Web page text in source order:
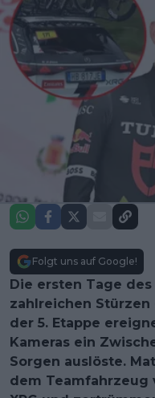
Folgt uns auf Google!
Die ersten Tage des
zahlreichen
der 5. Etappe
Kameras ein
Sorgen auslöste.
dem Teamfahrzeug